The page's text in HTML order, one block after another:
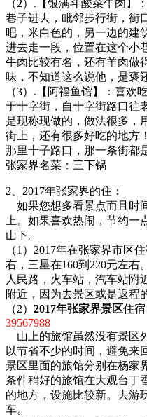
（2）.【银满斗酸菜牛肉】
巷子进去，毗邻步行街，街
吧，米白色的，另一边的建
进去走一段，位置在这个小
牛肉比较有名，还有羊肉做
味，不知道这么说他，是
（3）.【阿福鱼馆】：喜欢
于十字街，自十字街路口往
是现称现做的，做法很多，
街上，还有很多好吃的地方
那里十子路口，那一条街都
张家界名菜：三下锅
2、2017年张家界的住：
如果您想多看景点而且时
上。如果喜欢热闹，节约
山下。
（1）2017年在张家界市区
右，三星在160到220元左右
人民路，火车站，汽车站附
附近，因为去景区或是返程
（2） 2017年张家界景区住
39567988
山上的旅馆虽然没有景区
以节省不少的时间，避免来
景区里面的旅馆分别在杨家
条件稍好的旅馆在大观台丁
的地方，设施比较新。去游
车。